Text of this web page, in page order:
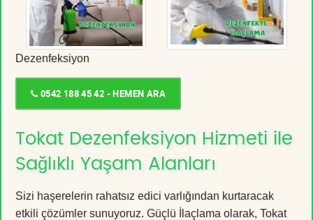
Dezenfeksiyon
0542 188 45 42 - HEMEN ARA
Tokat Dezenfeksiyon Hizmeti ile
Sağlıklı Yaşam Alanları
Sizi haşerelerin rahatsız edici varlığından kurtaracak
etkili çözümler sunuyoruz. Güçlü İlaçlama olarak, Tokat